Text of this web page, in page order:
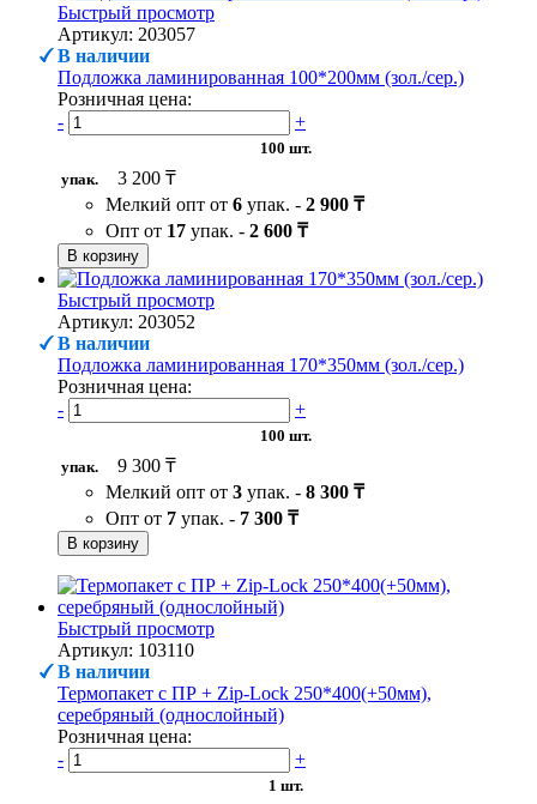
Быстрый просмотр
Артикул: 203057
В наличии
Подложка ламинированная 100*200мм (зол./сер.)
Розничная цена:
-
+
100 шт.
упак.
3 200 ₸
Мелкий опт от 6 упак. - 2 900 ₸
Опт от 17 упак. - 2 600 ₸
В корзину
Быстрый просмотр
Артикул: 203052
В наличии
Подложка ламинированная 170*350мм (зол./сер.)
Розничная цена:
-
+
100 шт.
упак.
9 300 ₸
Мелкий опт от 3 упак. - 8 300 ₸
Опт от 7 упак. - 7 300 ₸
В корзину
Быстрый просмотр
Артикул: 103110
В наличии
Термопакет с ПР + Zip-Lock 250*400(+50мм),
серебряный (однослойный)
Розничная цена:
-
+
1 шт.